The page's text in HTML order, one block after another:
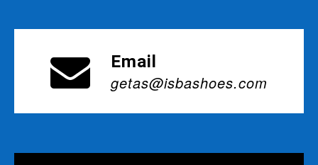
Email
getas@isbashoes.com